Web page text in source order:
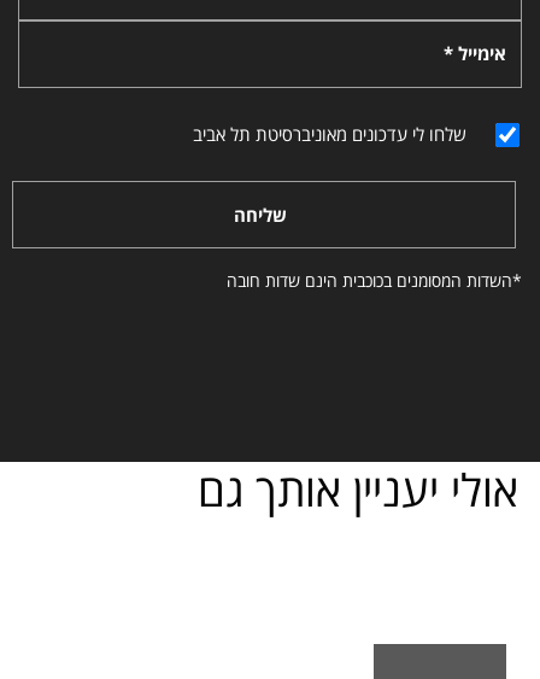
אימייל *
שלחו לי עדכונים מאוניברסיטת תל אביב
שליחה
*השדות המסומנים בכוכבית הינם שדות חובה
אולי יעניין אותך גם